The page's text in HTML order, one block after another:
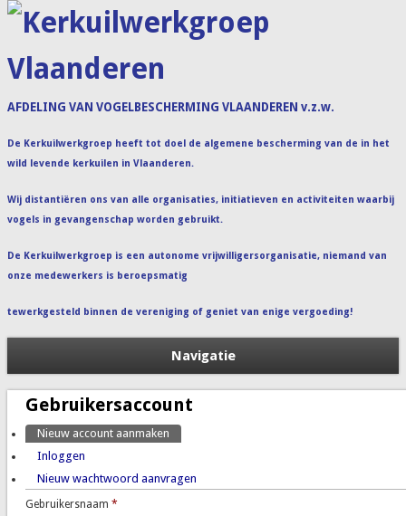
Kerkuilwerkgroep
Vlaanderen
AFDELING VAN VOGELBESCHERMING VLAANDEREN v.z.w.
De Kerkuilwerkgroep heeft tot doel de algemene bescherming van de in het
wild levende kerkuilen in Vlaanderen.
Wij distantiëren ons van alle organisaties, initiatieven en activiteiten waarbij
vogels in gevangenschap worden gebruikt.
De Kerkuilwerkgroep is een autonome vrijwilligersorganisatie, niemand van
onze medewerkers is beroepsmatig
tewerkgesteld binnen de vereniging of geniet van enige vergoeding!
Navigatie
Gebruikersaccount
Primaire tabs
Nieuw account aanmaken
Inloggen
Nieuw wachtwoord aanvragen
Gebruikersnaam *